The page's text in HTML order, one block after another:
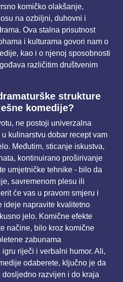
komičko olakšanje,
na ozbiljni, duhovni i
Ova stalna prisutnost
i kulturama govori nam o
kao i o njenoj sposobnosti
različitim društvenim
strukture
komedije?
ne postoji univerzalna
kulinarstvu dobar recept vam
Međutim, sticanje iskustva,
kontinuirano proširivanje
umjetničke tehnike - bilo da
savremenom plesu ili
će vas u pravom smjeru i
ideje napravite kvalitetno
jelo. Komične efekte
načine, bilo kroz komične
zabunama
riječi i verbalni humor. Ali,
odaberete, ključno je da
razvijen i do kraja